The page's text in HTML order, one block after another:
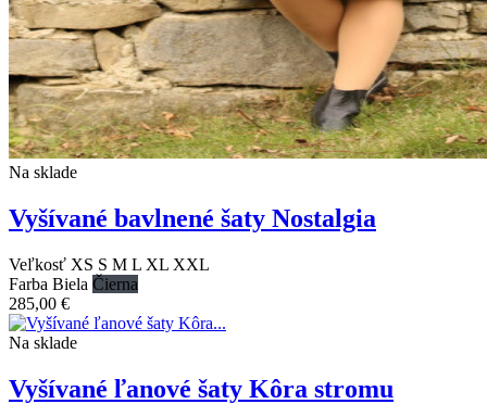
Na sklade
Vyšívané bavlnené šaty Nostalgia
Veľkosť XS S M L XL XXL
Farba Biela Čierna
285,00 €
Na sklade
Vyšívané ľanové šaty Kôra stromu